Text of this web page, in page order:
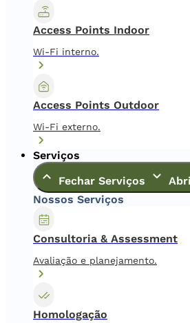
Access Points Indoor
Wi-Fi interno.
Access Points Outdoor
Wi-Fi externo.
Serviços
Fechar Serviços
Nossos Serviços
Consultoria & Assessment
Avaliação e planejamento.
Homologação